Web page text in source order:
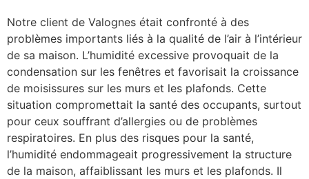
Notre client de Valognes était confronté à des
problèmes importants liés à la qualité de l’air à l’intérieur
de sa maison. L’humidité excessive provoquait de la
condensation sur les fenêtres et favorisait la croissance
de moisissures sur les murs et les plafonds. Cette
situation compromettait la santé des occupants, surtout
pour ceux souffrant d’allergies ou de problèmes
respiratoires. En plus des risques pour la santé,
l’humidité endommageait progressivement la structure
de la maison, affaiblissant les murs et les plafonds. Il